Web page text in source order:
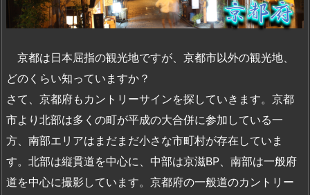
京都は日本屈指の観光地ですが、京都市以外の観光地、
どのくらい知っていますか？
さて、京都府もカントリーサインを探していきます。京都
市より北部は多くの町が平成の大合併に参加している一
方、南部エリアはまだまだ小さな市町村が存在していま
す。北部は縦貫道を中心に、中部は京滋BP、南部は一般府
道を中心に撮影しています。京都府の一般道のカントリー